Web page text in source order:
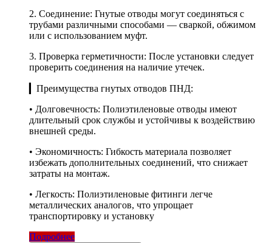
2. Соединение: Гнутые отводы могут соединяться с
трубами различными способами — сваркой, обжимом
или с использованием муфт.
3. Проверка герметичности: После установки следует
проверить соединения на наличие утечек.
▎Преимущества гнутых отводов ПНД:
• Долговечность: Полиэтиленовые отводы имеют
длительный срок службы и устойчивы к воздействию
внешней среды.
• Экономичность: Гибкость материала позволяет
избежать дополнительных соединений, что снижает
затраты на монтаж.
• Легкость: Полиэтиленовые фитинги легче
металлических аналогов, что упрощает
транспортировку и установку
Подробнее